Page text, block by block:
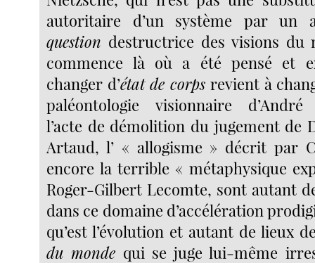
autoritaire d’un système par un
question destructrice des visions du
commence là où a été pensé et
changer d’état de corpsrevient à
paléontologie visionnaire d’André
l’acte de démolition du jugement de
Artaud, l’ « allogisme » décrit par
encore la terrible « métaphysique
Roger-Gilbert Lecomte, sont autant
dans ce domaine d’accélération
qu’est l’évolution et autant de lieux
du monde qui se juge lui-même